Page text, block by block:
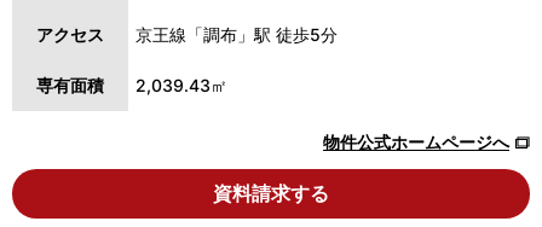
アクセス 京王線「調布」駅 徒歩5分
専有面積 2,039.43㎡
物件公式ホームページへ
資料請求する